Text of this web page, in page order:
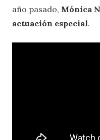
año pasado, Mónica
actuación especial.